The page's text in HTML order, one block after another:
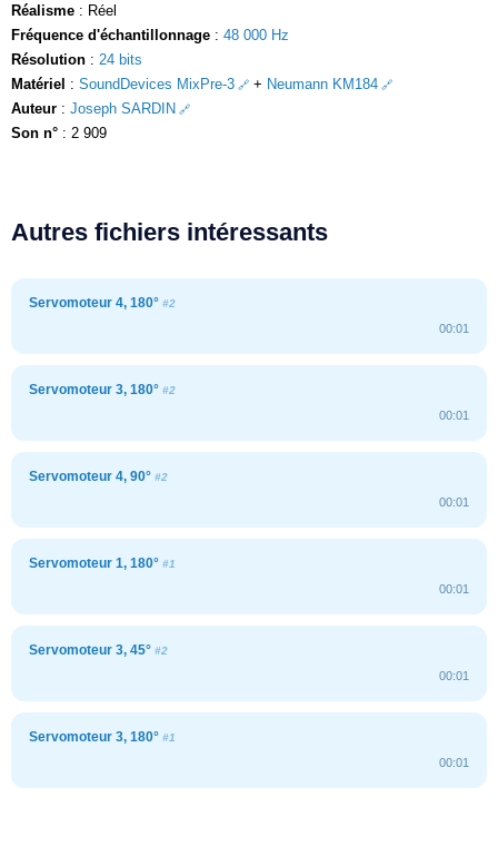
Réalisme : Réel
Fréquence d'échantillonnage : 48 000 Hz
Résolution : 24 bits
Matériel : SoundDevices MixPre-3 + Neumann KM184
Auteur : Joseph SARDIN
Son n° : 2 909
Autres fichiers intéressants
Servomoteur 4, 180° #2
00:01
Servomoteur 3, 180° #2
00:01
Servomoteur 4, 90° #2
00:01
Servomoteur 1, 180° #1
00:01
Servomoteur 3, 45° #2
00:01
Servomoteur 3, 180° #1
00:01